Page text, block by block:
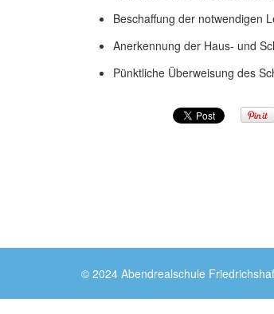
Beschaffung der notwendigen
Anerkennung der Haus- und
Pünktliche Überweisung des
© 2024 Abendrealschule